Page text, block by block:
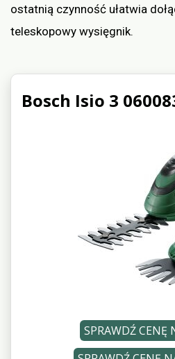
ostatnią czynność ułatwia
teleskopowy wysięgnik.
Bosch Isio 3
SPRAWDŹ CENĘ